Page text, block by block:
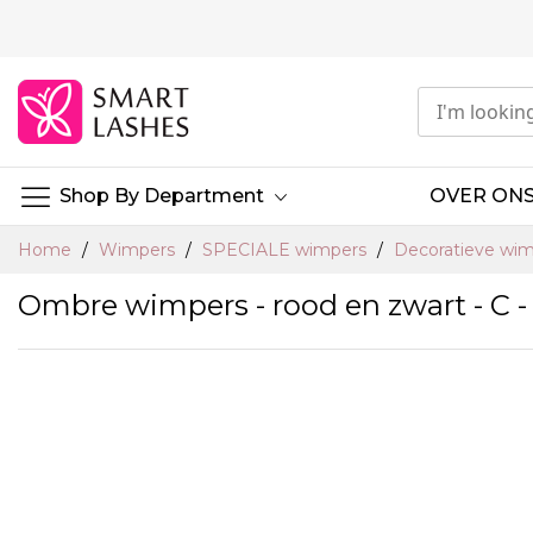
inhoud
Shop By Department OVER
Home Wimpers SPECIALE wimpers Decoratieve
Ombre wimpers - rood en zwart - C